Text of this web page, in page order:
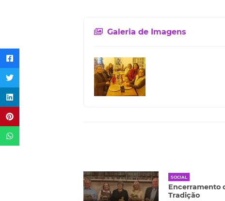
Galeria de Imagens
SOCIAL
Encerramento
Tradição